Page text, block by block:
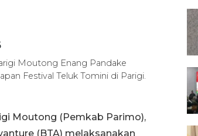
Moutong Enang Pandake
Festival Teluk Tomini di Parigi.
Moutong (Pemkab Parimo),
(BTA) melaksanakan